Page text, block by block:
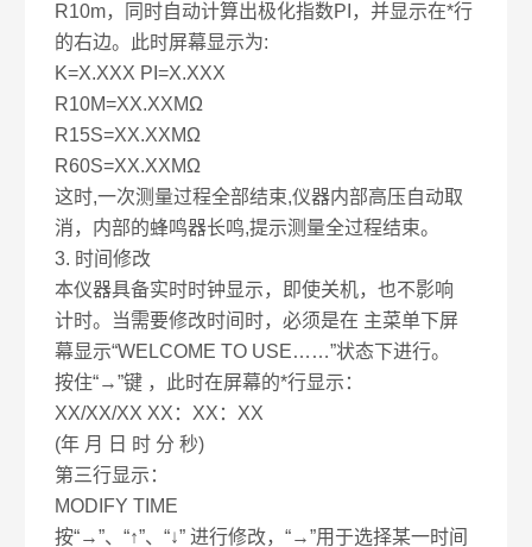
R10m，同时自动计算出极化指数PI，并显示在*行
的右边。此时屏幕显示为:
K=X.XXX PI=X.XXX
R10M=XX.XXMΩ
R15S=XX.XXMΩ
R60S=XX.XXMΩ
这时,一次测量过程全部结束,仪器内部高压自动取
消，内部的蜂鸣器长鸣,提示测量全过程结束。
3. 时间修改
本仪器具备实时时钟显示，即使关机，也不影响
计时。当需要修改时间时，必须是在 主菜单下屏
幕显示“WELCOME TO USE……”状态下进行。
按住“→”键 ，此时在屏幕的*行显示：
XX/XX/XX XX：XX：XX
(年 月 日 时 分 秒)
第三行显示：
MODIFY TIME
按“→”、“↑”、“↓” 进行修改，“→”用于选择某一时间